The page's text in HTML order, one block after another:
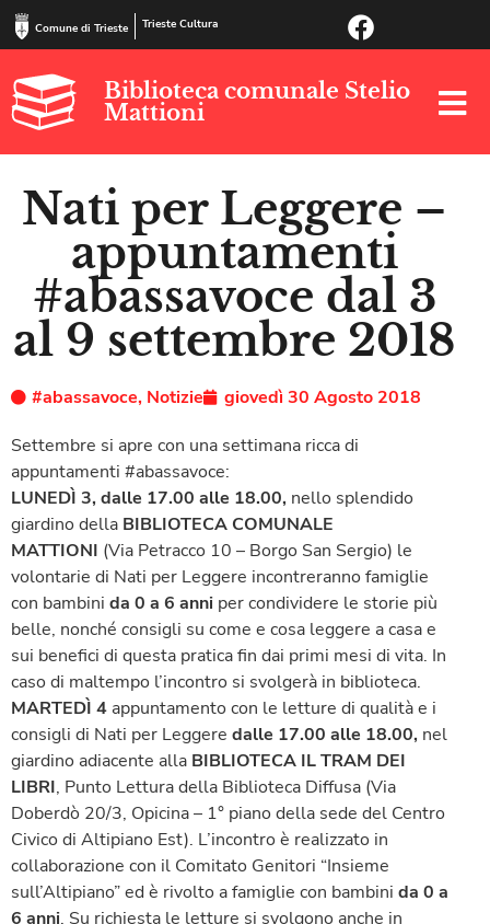
Comune di Trieste Trieste Cultura
Biblioteca comunale Stelio
Mattioni
Nati per Leggere –
appuntamenti
#abassavoce dal 3
al 9 settembre 2018
#abassavoce, Notizie
giovedì 30 Agosto 2018
Settembre si apre con una settimana ricca di
appuntamenti #abassavoce:
LUNEDÌ 3, dalle 17.00 alle 18.00, nello splendido
giardino della BIBLIOTECA COMUNALE
MATTIONI (Via Petracco 10 – Borgo San Sergio) le
volontarie di Nati per Leggere incontreranno famiglie
con bambini da 0 a 6 anni per condividere le storie più
belle, nonché consigli su come e cosa leggere a casa e
sui benefici di questa pratica fin dai primi mesi di vita. In
caso di maltempo l’incontro si svolgerà in biblioteca.
MARTEDÌ 4 appuntamento con le letture di qualità e i
consigli di Nati per Leggere dalle 17.00 alle 18.00, nel
giardino adiacente alla BIBLIOTECA IL TRAM DEI
LIBRI, Punto Lettura della Biblioteca Diffusa (Via
Doberdò 20/3, Opicina – 1° piano della sede del Centro
Civico di Altipiano Est). L’incontro è realizzato in
collaborazione con il Comitato Genitori “Insieme
sull’Altipiano” ed è rivolto a famiglie con bambini da 0 a
6 anni. Su richiesta le letture si svolgono anche in